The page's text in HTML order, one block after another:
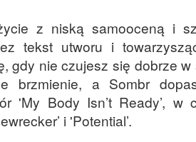
z niską samooceną i
tekst utworu i
gdy nie czujesz się dobrze w
brzmienie, a Sombr
'My Body Isn’t Ready’, w
i 'Potential’.